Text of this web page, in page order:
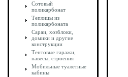
Сотовый
поликарбонат
Теплицы из
поликарбоната
Сараи, хозблоки,
домики и другие
конструкции
Тентовые гаражи,
навесы, строения
Мобильные туалетные
кабины